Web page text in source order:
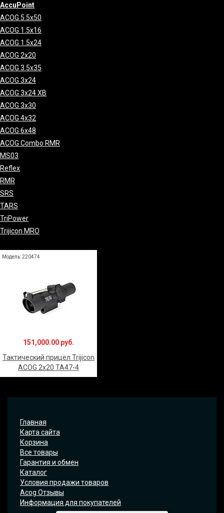
AccuPoint
ACOG 5.5x50
ACOG 1.5x16
ACOG 1.5x24
ACOG 2x20
ACOG 3.5x35
ACOG 3x24
ACOG 3x24 XB
ACOG 3x30
ACOG 4x32
ACOG 6x48
ACOG Combo RMR
MS03
Reflex
RMR
SRS
TARS
TriPower
Trijicon MRO
Модель: 220474
151,000.00 руб.
Тактический прицел Trijicon
ACOG 2x20 TA47-4
Главная
Карта сайта
Корзина
Все товары
Гарантия и обмен
Каталог
Условия продажи товаров
Acog Отзывы
Информация для покупателей